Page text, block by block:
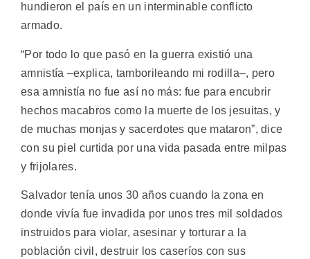
hundieron el país en un interminable conflicto
armado.
“Por todo lo que pasó en la guerra existió una
amnistía –explica, tamborileando mi rodilla–, pero
esa amnistía no fue así no más: fue para encubrir
hechos macabros como la muerte de los jesuitas, y
de muchas monjas y sacerdotes que mataron”, dice
con su piel curtida por una vida pasada entre milpas
y frijolares.
Salvador tenía unos 30 años cuando la zona en
donde vivía fue invadida por unos tres mil soldados
instruidos para violar, asesinar y torturar a la
población civil, destruir los caseríos con sus